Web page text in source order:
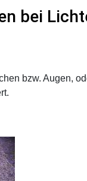
bei
bzw. Augen,